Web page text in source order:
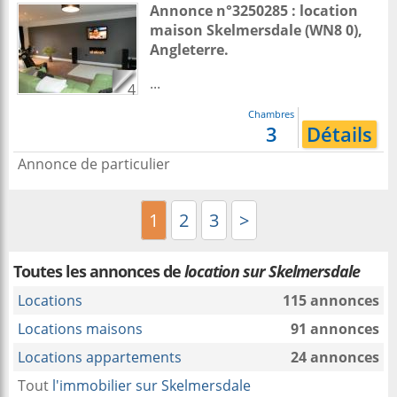
4
Annonce n°3250285 : location
maison Skelmersdale(WN8 0),
Angleterre.
...
Chambres
3 Détails
Annonce de particulier
1 2 3 >
Toutes les annonces delocation sur Skelmersdale
Locations
115 annonces
Locations maisons
91 annonces
Locations appartements
24 annonces
Tout l'immobilier sur Skelmersdale